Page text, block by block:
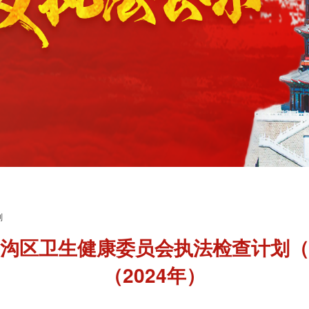
区卫生健康委员会执法检查计划
（2024年）